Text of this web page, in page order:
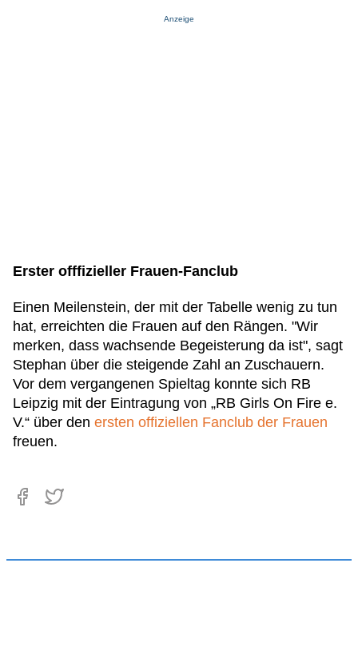
Anzeige
Erster offfizieller Frauen-Fanclub
Einen Meilenstein, der mit der Tabelle wenig zu tun
hat, erreichten die Frauen auf den Rängen. "Wir
merken, dass wachsende Begeisterung da ist", sagt
Stephan über die steigende Zahl an Zuschauern.
Vor dem vergangenen Spieltag konnte sich RB
Leipzig mit der Eintragung von „RB Girls On Fire e.
V.“ über den ersten offiziellen Fanclub der Frauen
freuen.